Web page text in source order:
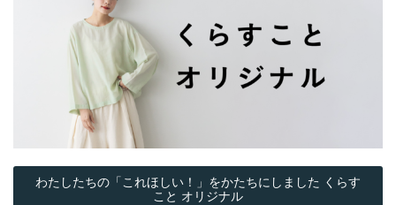
わたしたちの「これほしい！」をかたちにしました くらす
こと オリジナル